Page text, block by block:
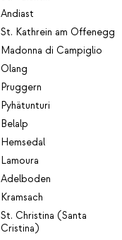
Andiast
St. Kathrein am Offenegg
Madonna di Campiglio
Olang
Pruggern
Pyhätunturi
Belalp
Hemsedal
Lamoura
Adelboden
Kramsach
St. Christina (Santa
Cristina)